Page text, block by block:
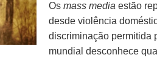
Os mass media estão
desde violência
discriminação permitida
mundial desconhece